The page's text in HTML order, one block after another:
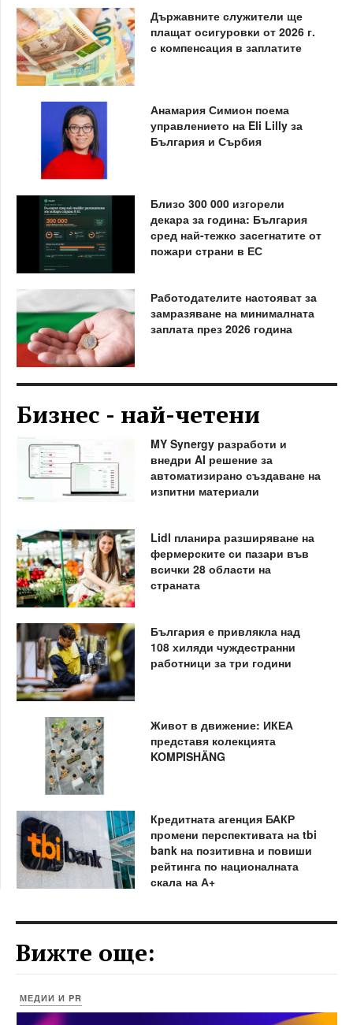
Държавните служители ще
плащат осигуровки от 2026 г.
с компенсация в заплатите
Анамария Симион поема
управлението на Eli Lilly за
България и Сърбия
Близо 300 000 изгорели
декара за година: България
сред най-тежко засегнатите от
пожари страни в ЕС
Работодателите настояват за
замразяване на минималната
заплата през 2026 година
Бизнес - най-четени
MY Synergy разработи и
внедри AI решение за
автоматизирано създаване на
изпитни материали
Lidl планира разширяване на
фермерските си пазари във
всички 28 области на
страната
България е привлякла над
108 хиляди чуждестранни
работници за три години
Живот в движение: ИКЕА
представя колекцията
KOMPISHÄNG
Кредитната агенция БАКР
промени перспективата на tbi
bank на позитивна и повиши
рейтинга по националната
скала на А+
Вижте още:
МЕДИИ И PR